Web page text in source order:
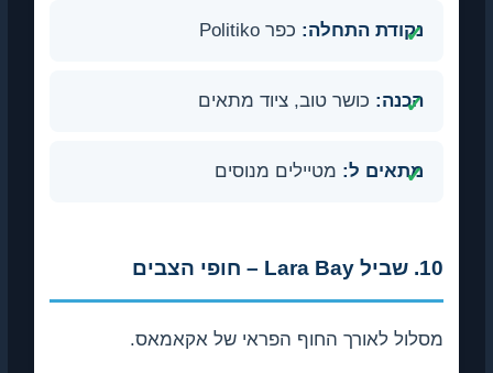
נקודת התחלה:כפר Politiko
הכנה:כושר טוב, ציוד מתאים
מתאים ל:מטיילים מנוסים
מסלול לאורך החוף הפראי של אקאמאס.